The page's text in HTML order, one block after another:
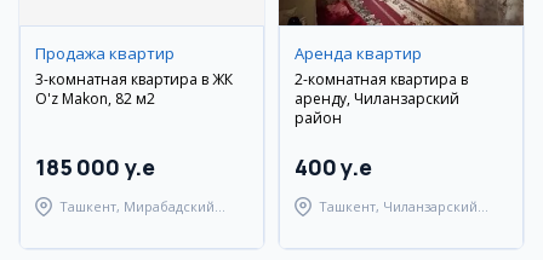
Продажа квартир
3-комнатная квартира в ЖК
O'z Makon, 82 м2
185 000 y.e
Ташкент, Мирабадский
Аренда квартир
2-комнатная квартира в
аренду, Чиланзарский
район
400 y.e
Ташкент, Чиланзарский